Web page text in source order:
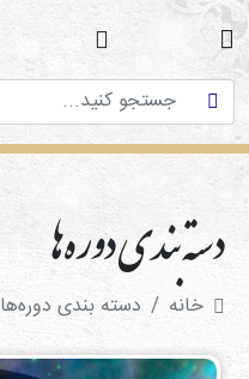
دوره
های
آموزشی
پژوهش
های
میان
رشته
ای
دسته بندی دوره‌ها
خانه دسته بندی دوره‌ها